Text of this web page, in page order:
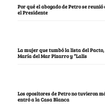
Por qué el abogado de Petro se
el Presidente
La mujer que tumbó la lista del
María del Mar Pizarro y “Lalis
Los opositores de Petro no tuvieron
entró a la Casa Blanca